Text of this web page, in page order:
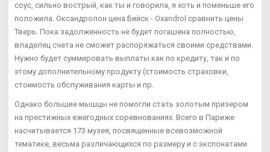
соус, сильно вострый, как ты и говорила, я хоть и поменьше его
положила. Оксандролон цена Бийск - Oxandrol сравнить цены
Тверь. Пока задолженность не будет погашена полностью,
владелец счета не сможет распоряжаться своими средствами.
Нужно будет суммировать выплаты как по кредиту, так и по
этому дополнительному продукту (стоимость страховки,
стоимость обслуживания карты и пр.
Однако большие мышцы не помогли стать золотым призером
на престижных ежегодных соревнованиях. Всего в Париже
насчитывается 173 музея, посвященные всевозможной
тематике, весьма различающихся по размеру и с экспонатами